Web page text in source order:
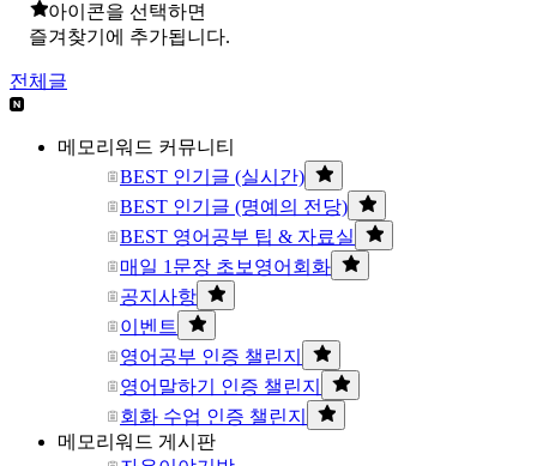
아이콘을 선택하면
즐겨찾기에 추가됩니다.
전체글
메모리워드 커뮤니티
BEST 인기글 (실시간)
BEST 인기글 (명예의 전당)
BEST 영어공부 팁 & 자료실
매일 1문장 초보영어회화
공지사항
이벤트
영어공부 인증 챌린지
영어말하기 인증 챌린지
회화 수업 인증 챌린지
메모리워드 게시판